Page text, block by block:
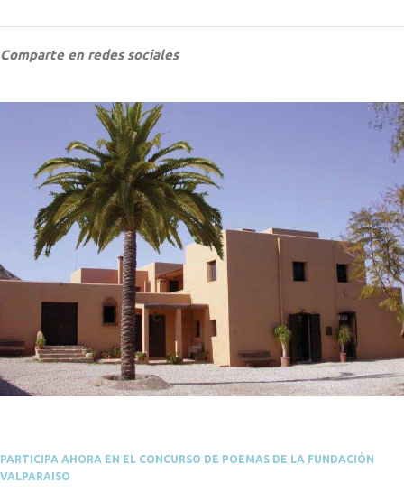
Comparte en redes sociales
PARTICIPA AHORA EN EL CONCURSO DE POEMAS DE LA FUNDACIÓN
VALPARAISO